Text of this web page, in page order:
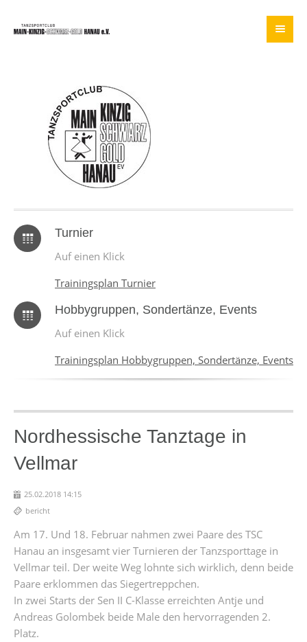
Turnier
Auf einen Klick
Trainingsplan Turnier
Hobbygruppen, Sondertänze, Events
Auf einen Klick
Trainingsplan Hobbygruppen, Sondertänze, Events
Nordhessische Tanztage in
Vellmar
25.02.2018 14:15
bericht
Am 17. Und 18. Februar nahmen zwei Paare des TSC
Hanau an insgesamt vier Turnieren der Tanzsporttage in
Vellmar teil. Der weite Weg lohnte sich wirklich, denn beide
Paare erklommen das Siegertreppchen.
In zwei Starts der Sen II C-Klasse erreichten Antje und
Andreas Golombek beide Male den hervorragenden 2.
Platz.